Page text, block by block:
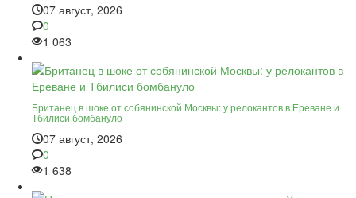
07 август, 2026
0
1 063
Британец в шоке от собянинской Москвы: у релокантов в Ереване и
Тбилиси бомбануло
07 август, 2026
0
1 638